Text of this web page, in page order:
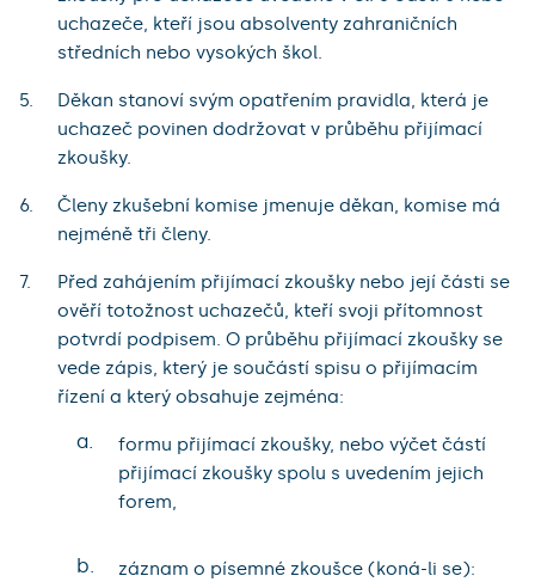
uchazeče, kteří jsou absolventy zahraničních
středních nebo vysokých škol.
Děkan stanoví svým opatřením pravidla, která je
uchazeč povinen dodržovat v průběhu přijímací
zkoušky.
Členy zkušební komise jmenuje děkan, komise má
nejméně tři členy.
Před zahájením přijímací zkoušky nebo její části se
ověří totožnost uchazečů, kteří svoji přítomnost
potvrdí podpisem. O průběhu přijímací zkoušky se
vede zápis, který je součástí spisu o přijímacím
řízení a který obsahuje zejména:
a.
formu přijímací zkoušky, nebo výčet částí
přijímací zkoušky spolu s uvedením jejich
forem,
b.
záznam o písemné zkoušce (koná-li se):